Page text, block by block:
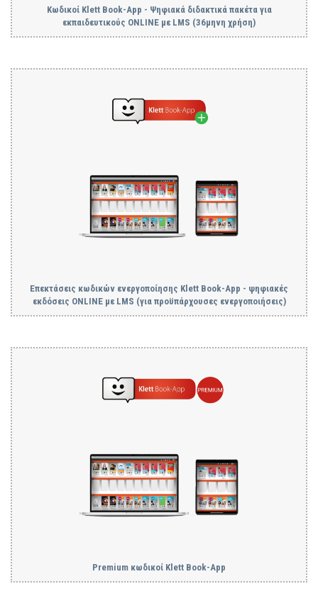
Κωδικoί Klett Book-App - Ψηφιακά διδακτικά πακέτα για
εκπαιδευτικούς ONLINE με LMS (36μηνη χρήση)
Επεκτάσεις κωδικών ενεργοποίησης Klett Book-App - ψηφιακές
εκδόσεις ONLINE με LMS (για προϋπάρχουσες ενεργοποιήσεις)
Premium κωδικοί Klett Book-App